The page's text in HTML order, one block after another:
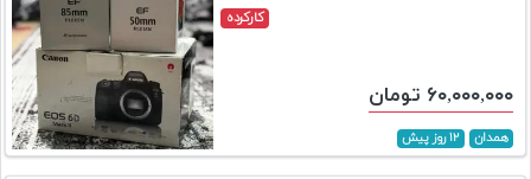
کارکرده
۶۰,۰۰۰,۰۰۰ تومان
همدان ۱۲ روز پیش